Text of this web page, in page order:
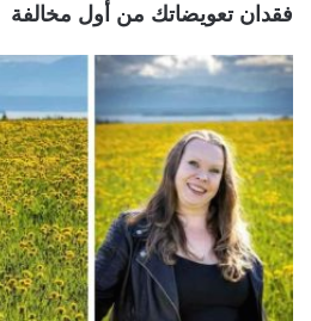
فقدان تعويضاتك من أول مخالفة